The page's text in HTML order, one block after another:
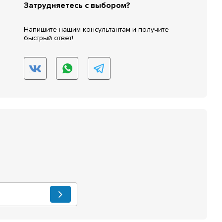
Затрудняетесь с выбором?
Напишите нашим консультантам и получите
быстрый ответ!